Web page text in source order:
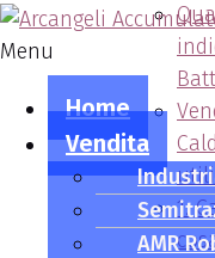
Menu
Home
Vendita
AMR
1.